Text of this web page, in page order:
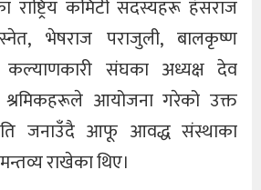
राष्ट्रिय कमिटी सदस्यहरू हंसराज
भेषराज पराजुली, बालकृष्ण
कल्याणकारी संघका अध्यक्ष देव
आयोजना गरेको उक्त
जनाउँदै आफू आवद्ध संस्थाका
राखेका थिए।